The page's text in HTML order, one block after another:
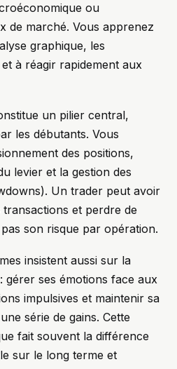
ou
de marché. Vous apprenez
graphique, les
à réagir rapidement aux
un pilier central,
les débutants. Vous
des positions,
levier et la gestion des
Un trader peut avoir
et perdre de
pas son risque par opération.
insistent aussi sur la
gérer ses émotions face aux
impulsives et maintenir sa
série de gains. Cette
fait souvent la différence
sur le long terme et